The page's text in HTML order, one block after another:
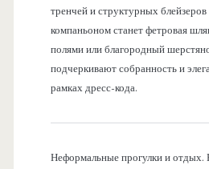
тренчей и структурных
компаньоном станет фетровая
полями или благородный
подчеркивают собранность и
рамках дресс-кода.
Неформальные прогулки и отдых.